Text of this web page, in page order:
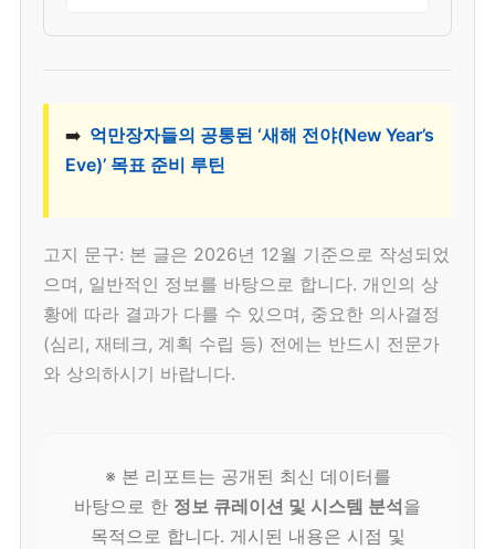
➡️ 억만장자들의 공통된 ‘새해 전야(New Year’s
Eve)’ 목표 준비 루틴
고지 문구: 본 글은 2026년 12월 기준으로 작성되었
으며, 일반적인 정보를 바탕으로 합니다. 개인의 상
황에 따라 결과가 다를 수 있으며, 중요한 의사결정
(심리, 재테크, 계획 수립 등) 전에는 반드시 전문가
와 상의하시기 바랍니다.
※ 본 리포트는 공개된 최신 데이터를
바탕으로 한 정보 큐레이션 및 시스템 분석을
목적으로 합니다. 게시된 내용은 시점 및